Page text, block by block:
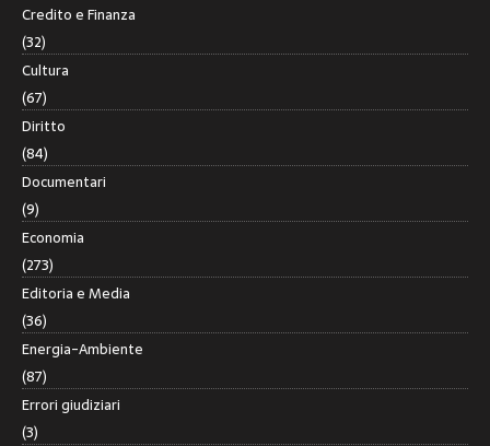
Credito e Finanza
(32)
Cultura
(67)
Diritto
(84)
Documentari
(9)
Economia
(273)
Editoria e Media
(36)
Energia-Ambiente
(87)
Errori giudiziari
(3)